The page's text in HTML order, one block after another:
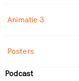
Animatie 3
Posters
Podcast